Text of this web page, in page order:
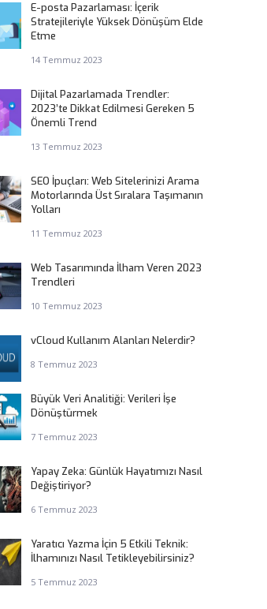
E-posta Pazarlaması: İçerik
Stratejileriyle Yüksek Dönüşüm Elde
Etme
14 Temmuz 2023
Dijital Pazarlamada Trendler:
2023’te Dikkat Edilmesi Gereken 5
Önemli Trend
13 Temmuz 2023
SEO İpuçları: Web Sitelerinizi Arama
Motorlarında Üst Sıralara Taşımanın
Yolları
11 Temmuz 2023
Web Tasarımında İlham Veren 2023
Trendleri
10 Temmuz 2023
vCloud Kullanım Alanları Nelerdir?
8 Temmuz 2023
Büyük Veri Analitiği: Verileri İşe
Dönüştürmek
7 Temmuz 2023
Yapay Zeka: Günlük Hayatımızı Nasıl
Değiştiriyor?
6 Temmuz 2023
Yaratıcı Yazma İçin 5 Etkili Teknik:
İlhamınızı Nasıl Tetikleyebilirsiniz?
5 Temmuz 2023